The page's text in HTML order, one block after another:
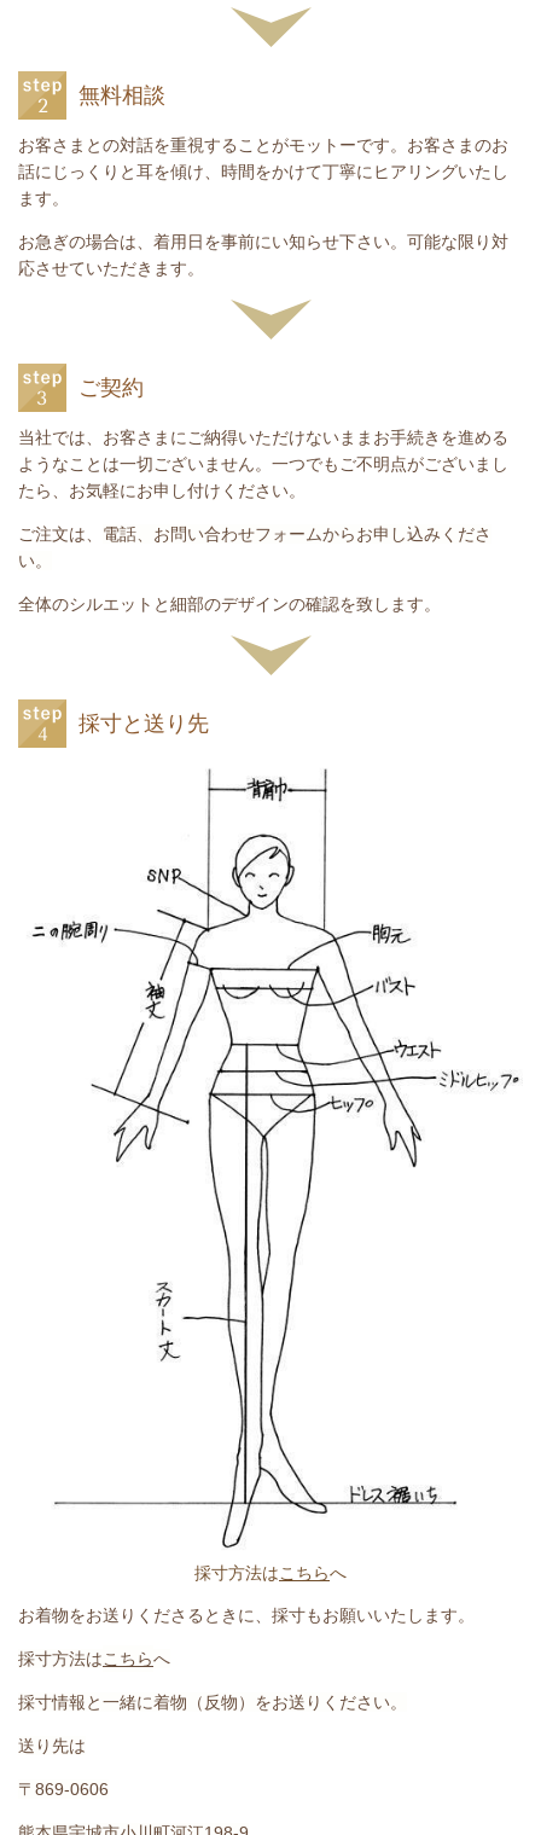
無料相談
お客さまとの対話を重視することがモットーです。お客さまのお
話にじっくりと耳を傾け、時間をかけて丁寧にヒアリングいたし
ます。
お急ぎの場合は、着用日を事前にい知らせ下さい。可能な限り対
応させていただきます。
ご契約
当社では、お客さまにご納得いただけないままお手続きを進める
ようなことは一切ございません。一つでもご不明点がございまし
たら、お気軽にお申し付けください。
ご注文は、 電話、お問い合わせフォームからお申し込みくださ
い。
全体のシルエットと細部のデザインの確認を致します。
採寸と送り先
採寸方法はこちらへ
お着物をお送りくださるときに、採寸もお願いいたします。
採寸方法はこちらへ
採寸情報と一緒に着物（反物）をお送りください。
送り先は
〒869-0606